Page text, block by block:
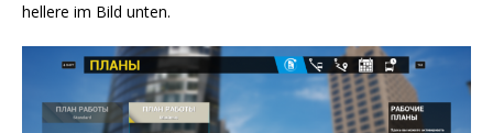
hellere im Bild unten.